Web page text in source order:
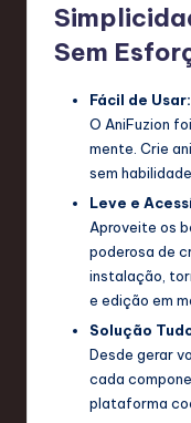
Sem
Fácil de Usar:
O AniFuzion
mente. Crie
sem
Leve e
Aproveite os
poderosa de
instalação,
e edição em
Solução
Desde gerar
cada
plataforma